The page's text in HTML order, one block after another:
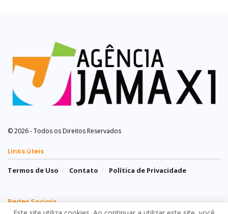
© 2026 - Todos os Direitos Reservados
Links úteis
Termos de Uso Contato Política de Privacidade
Redes Sociais